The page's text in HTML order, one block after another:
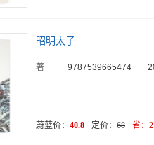
昭明太子
著 9787539665474
蔚蓝价： 40.8 定价： 68 省：